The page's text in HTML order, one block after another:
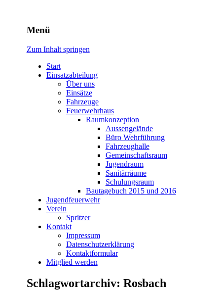
Freiwillige Feuerwehr
Rodheim v.d.H.
Menü
Zum Inhalt springen
Start
Einsatzabteilung
Über uns
Einsätze
Fahrzeuge
Feuerwehrhaus
Raumkonzeption
Aussengelände
Büro Wehrführung
Fahrzeughalle
Gemeinschaftsraum
Jugendraum
Sanitärräume
Schulungsraum
Bautagebuch 2015 und 2016
Jugendfeuerwehr
Verein
Spritzer
Kontakt
Impressum
Datenschutzerklärung
Kontaktformular
Mitglied werden
Schlagwortarchiv: Rosbach